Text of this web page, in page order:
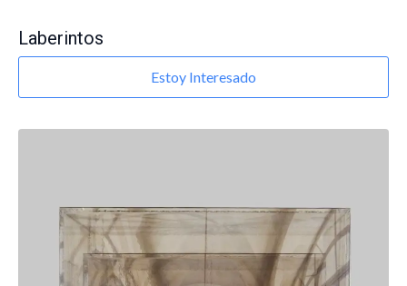
Laberintos
Estoy Interesado